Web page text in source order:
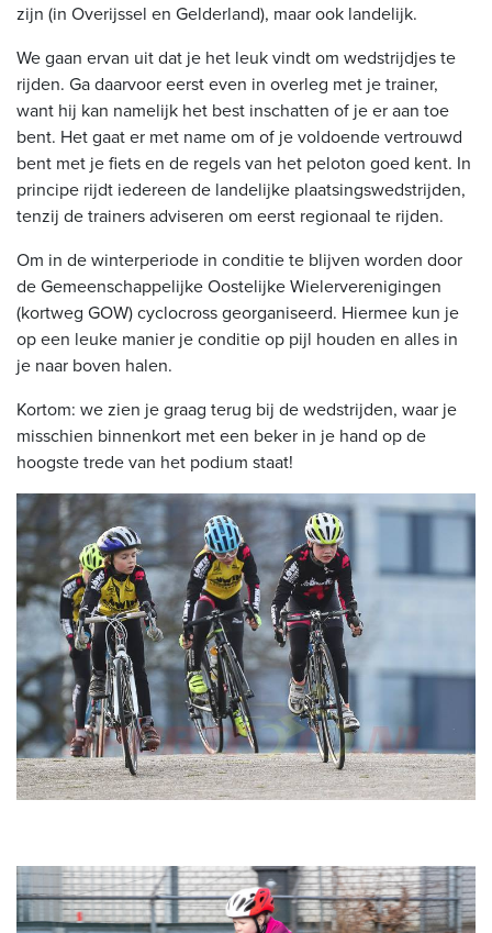
zijn (in Overijssel en Gelderland), maar ook landelijk.
We gaan ervan uit dat je het leuk vindt om wedstrijdjes te
rijden. Ga daarvoor eerst even in overleg met je trainer,
want hij kan namelijk het best inschatten of je er aan toe
bent. Het gaat er met name om of je voldoende vertrouwd
bent met je fiets en de regels van het peloton goed kent. In
principe rijdt iedereen de landelijke plaatsingswedstrijden,
tenzij de trainers adviseren om eerst regionaal te rijden.
Om in de winterperiode in conditie te blijven worden door
de Gemeenschappelijke Oostelijke Wielerverenigingen
(kortweg GOW) cyclocross georganiseerd. Hiermee kun je
op een leuke manier je conditie op pijl houden en alles in
je naar boven halen.
Kortom: we zien je graag terug bij de wedstrijden, waar je
misschien binnenkort met een beker in je hand op de
hoogste trede van het podium staat!